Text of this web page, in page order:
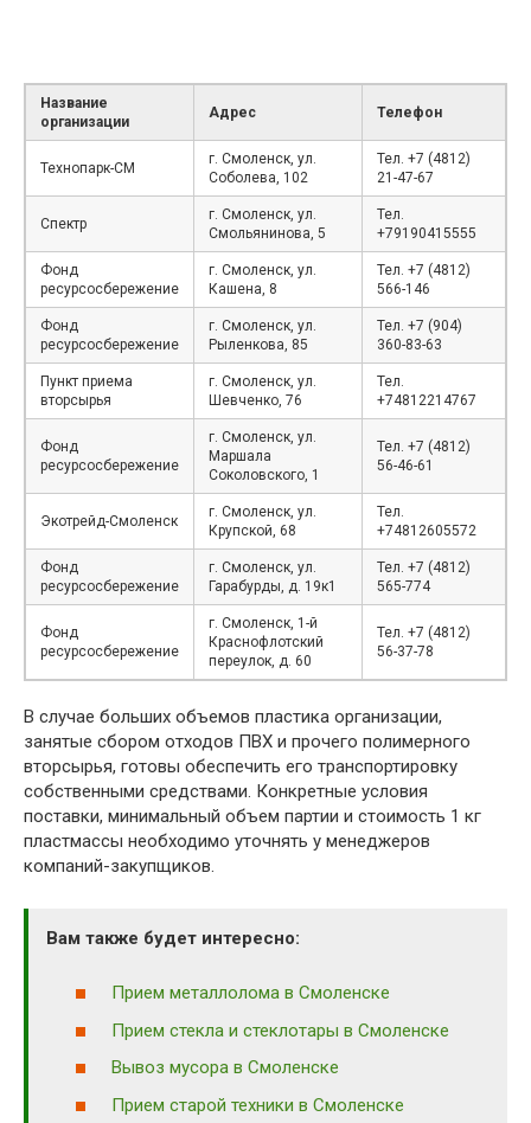
Название
организации
Адрес Телефон
Технопарк-СМ
г. Смоленск, ул.
Соболева, 102
Тел. +7 (4812)
21-47-67
Спектр
г. Смоленск, ул.
Смольянинова, 5
Тел.
+79190415555
Фонд
ресурсосбережение
г. Смоленск, ул.
Кашена, 8
Тел. +7 (4812)
566-146
Фонд
ресурсосбережение
г. Смоленск, ул.
Рыленкова, 85
Тел. +7 (904)
360-83-63
Пункт приема
вторсырья
г. Смоленск, ул.
Шевченко, 76
Тел.
+74812214767
Фонд
ресурсосбережение
г. Смоленск, ул.
Маршала
Соколовского, 1
Тел. +7 (4812)
56-46-61
Экотрейд-Смоленск
г. Смоленск, ул.
Крупской, 68
Тел.
+74812605572
Фонд
ресурсосбережение
г. Смоленск, ул.
Гарабурды, д. 19к1
Тел. +7 (4812)
565-774
Фонд
ресурсосбережение
г. Смоленск, 1-й
Краснофлотский
переулок, д. 60
Тел. +7 (4812)
56-37-78
В случае больших объемов пластика организации,
занятые сбором отходов ПВХ и прочего полимерного
вторсырья, готовы обеспечить его транспортировку
собственными средствами. Конкретные условия
поставки, минимальный объем партии и стоимость 1 кг
пластмассы необходимо уточнять у менеджеров
компаний-закупщиков.
Вам также будет интересно:
Прием металлолома в Смоленске
Прием стекла и стеклотары в Смоленске
Вывоз мусора в Смоленске
Прием старой техники в Смоленске